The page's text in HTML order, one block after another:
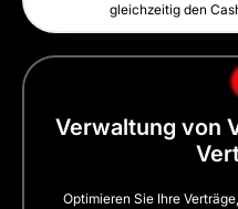
gleichzeitig den
Verwaltung von
Optimieren Sie Ihre